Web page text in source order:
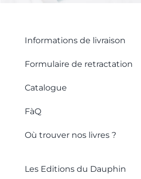
Informations de livraison
Formulaire de retractation
Catalogue
FàQ
Où trouver nos livres ?
Les Editions du Dauphin